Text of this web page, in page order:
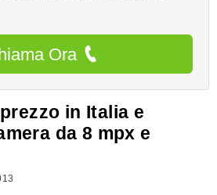
Ora
in Italia e
da 8 mpx e